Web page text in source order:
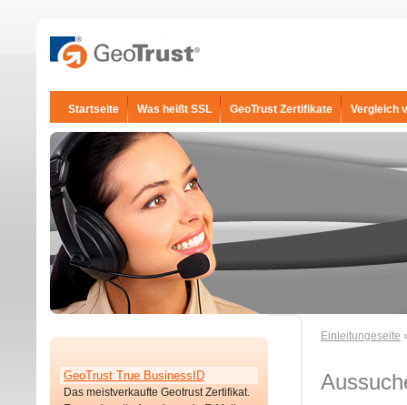
Einleitungeseite
GeoTrust True BusinessID
Das meistverkaufte Geotrust Zertifikat.
Startseite Was heißt SSL GeoTrust Zertifikate Vergleich